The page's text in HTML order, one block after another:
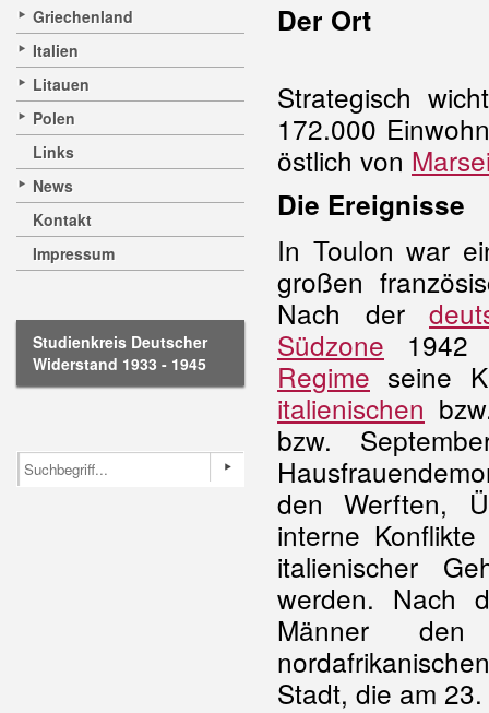
Griechenland
Italien
Litauen
Polen
Links
News
Kontakt
Impressum
Studienkreis Deutscher
Widerstand 1933 - 1945
Strategisch
172.000
östlich von
Die Ereignisse
In Toulon war
großen
Nach der
Südzone 1942
Regime seine
italienischen
bzw.
den Werften,
interne
italienischer
werden. Nach
Männer
Stadt, die am